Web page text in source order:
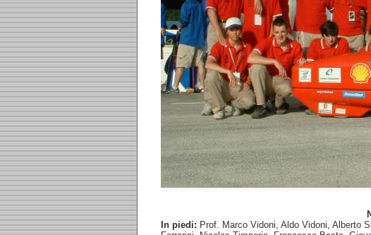
In piedi: Prof. Marco Vidoni, Aldo Vidoni, Alberto